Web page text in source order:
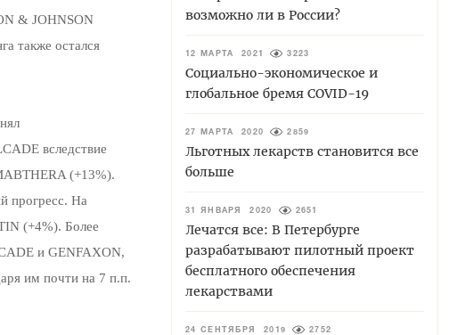
& JOHNSON
также остался
вследствие
(+13%).
прогресс. На
(+4%). Более
и GENFAXON,
им почти на 7 п.п.
возможно ли в России?
12 МАРТА 2021 3223
Социально-экономическое и
глобальное бремя COVID-19
27 МАРТА 2020 2859
Льготных лекарств становится все
больше
31 ЯНВАРЯ 2020 2651
Лечатся все: В Петербурге
разрабатывают пилотный проект
бесплатного обеспечения
лекарствами
24 СЕНТЯБРЯ 2019 2752